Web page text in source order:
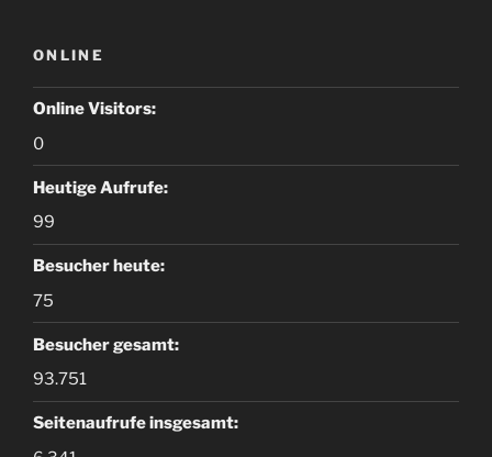
ONLINE
Online Visitors:
0
Heutige Aufrufe:
99
Besucher heute:
75
Besucher gesamt:
93.751
Seitenaufrufe insgesamt: